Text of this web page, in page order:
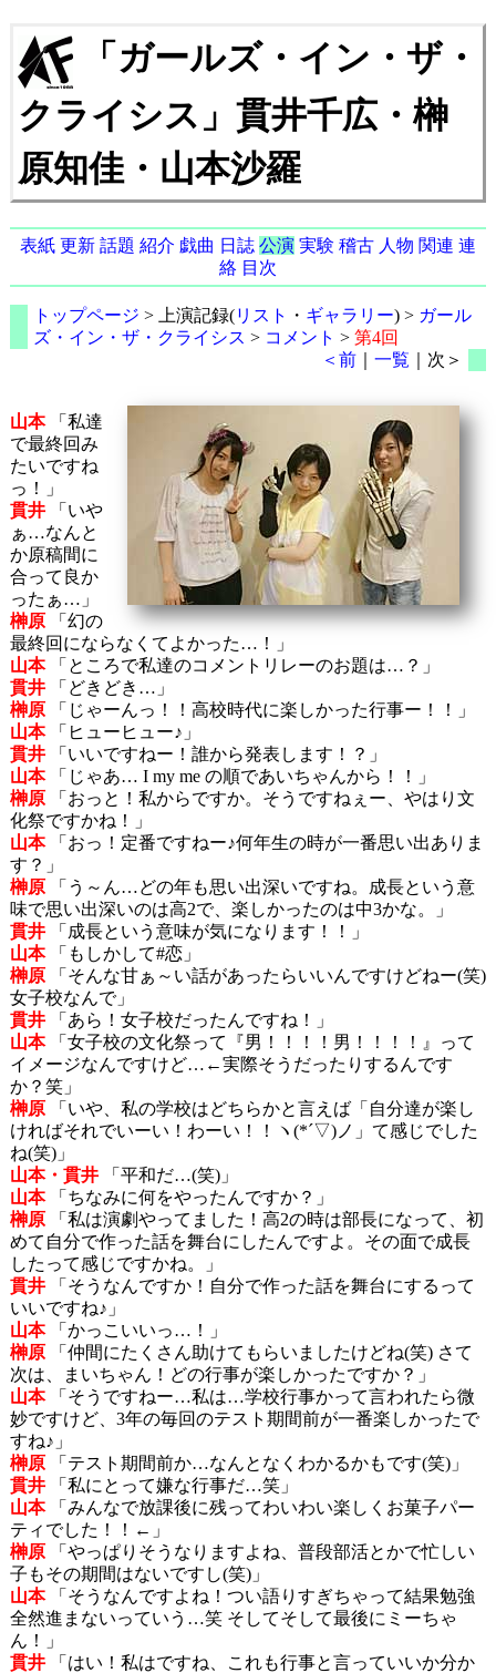
「ガールズ・イン・ザ・
クライシス」貫井千広・榊
原知佳・山本沙羅
表紙 更新 話題 紹介 戯曲 日誌 公演 実験 稽古 人物 関連 連
絡 目次
トップページ > 上演記録(リスト ・ ギャラリー) > ガール
ズ・イン・ザ・クライシス > コメント > 第4回
＜前 ｜一覧 ｜次＞
山本「私達
で最終回み
たいですね
っ！」
貫井「いや
ぁ…なんと
か原稿間に
合って良か
ったぁ…」
榊原「幻の
最終回にならなくてよかった…！」
山本「ところで私達のコメントリレーのお題は…？」
貫井「どきどき…」
榊原「じゃーんっ！！高校時代に楽しかった行事ー！！」
山本「ヒューヒュー♪」
貫井「いいですねー！誰から発表します！？」
山本「じゃあ… I my me の順であいちゃんから！！」
榊原「おっと！私からですか。そうですねぇー、やはり文
化祭ですかね！」
山本「おっ！定番ですねー♪何年生の時が一番思い出ありま
す？」
榊原「う～ん…どの年も思い出深いですね。成長という意
味で思い出深いのは高2で、楽しかったのは中3かな。」
貫井「成長という意味が気になります！！」
山本「もしかして#恋」
榊原「そんな甘ぁ～い話があったらいいんですけどねー(笑)
女子校なんで」
貫井「あら！女子校だったんですね！」
山本「女子校の文化祭って『男！！！！男！！！！』って
イメージなんですけど…←実際そうだったりするんです
か？笑」
榊原「いや、私の学校はどちらかと言えば「自分達が楽し
ければそれでいーい！わーい！！ヽ(*´▽)ノ」て感じでした
ね(笑)」
山本・貫井「平和だ…(笑)」
山本「ちなみに何をやったんですか？」
榊原「私は演劇やってました！高2の時は部長になって、初
めて自分で作った話を舞台にしたんですよ。その面で成長
したって感じですかね。」
貫井「そうなんですか！自分で作った話を舞台にするって
いいですね♪」
山本「かっこいいっ…！」
榊原「仲間にたくさん助けてもらいましたけどね(笑) さて
次は、まいちゃん！どの行事が楽しかったですか？」
山本「そうですねー…私は…学校行事かって言われたら微
妙ですけど、3年の毎回のテスト期間前が一番楽しかったで
すね♪」
榊原「テスト期間前か…なんとなくわかるかもです(笑)」
貫井「私にとって嫌な行事だ…笑」
山本「みんなで放課後に残ってわいわい楽しくお菓子パー
ティでした！！←」
榊原「やっぱりそうなりますよね、普段部活とかで忙しい
子もその期間はないですし(笑)」
山本「そうなんですよね！つい語りすぎちゃって結果勉強
全然進まないっていう…笑 そしてそして最後にミーちゃ
ん！」
貫井「はい！私はですね、これも行事と言っていいか分か